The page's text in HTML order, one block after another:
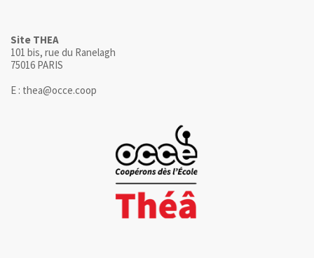
Site THEA
101 bis, rue du Ranelagh
75016 PARIS
E : thea@occe.coop